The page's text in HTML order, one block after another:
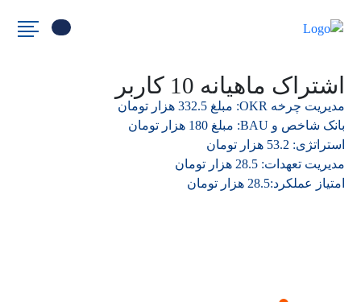
اشتراک ماهیانه 10 کاربر
مدیریت چرخه OKR: مبلغ 332.5 هزار تومان
بانک شاخص و BAU: مبلغ 180 هزار تومان
استراتژی: 53.2 هزار تومان
مدیریت تعهدات: 28.5 هزار تومان
امتیاز عملکرد:28.5 هزار تومان